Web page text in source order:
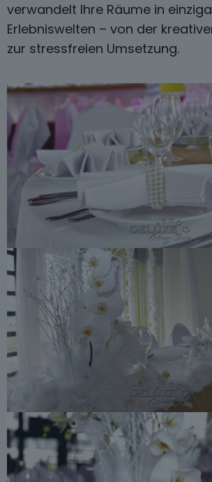
verwandelt Ihre Räume in
Erlebniswelten – von der
zur stressfreien Umsetzung.